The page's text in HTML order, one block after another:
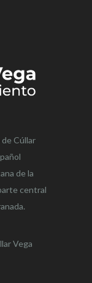
Cúllar
de la
central
Vega